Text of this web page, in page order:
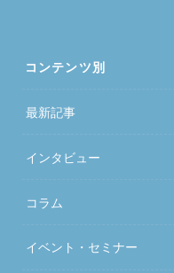
コンテンツ別
最新記事
インタビュー
コラム
イベント・セミナー